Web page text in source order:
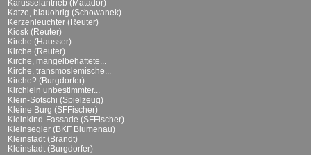
Karusselantrieb (Matador)
Katze, blauohrig (Schowanek)
Kerzenleuchter (Reuter)
Kiosk (Reuter)
Kirche (Hausser)
Kirche (Reuter)
Kirche, mängelbehaftete...
Kirche, transmoslemische...
Kirche? (Burgdorfer)
Kirchlein unbestimmter...
Klein-Sotschi (Spielzeug)
Kleine Burg (SFFischer)
Kleinkind-Fassade (SFFischer)
Kleinsegler (BKF Blumenau)
Kleinstadt (Brandt)
Kleinstadt (Burgdorfer)